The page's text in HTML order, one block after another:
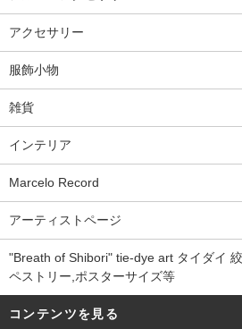
アクセサリー
服飾小物
雑貨
インテリア
Marcelo Record
アーティストページ
"Breath of Shibori" tie-dye art タイダイ
ペストリー,ポスターサイズ等
コンテンツを見る